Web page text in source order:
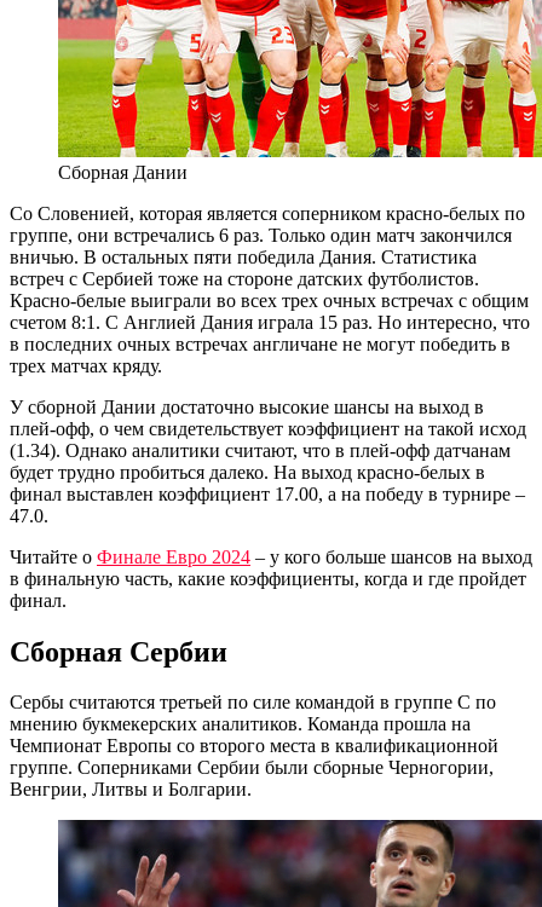
Сборная Дании
Со Словенией, которая является соперником красно-белых по
группе, они встречались 6 раз. Только один матч закончился
вничью. В остальных пяти победила Дания. Статистика
встреч с Сербией тоже на стороне датских футболистов.
Красно-белые выиграли во всех трех очных встречах с общим
счетом 8:1. С Англией Дания играла 15 раз. Но интересно, что
в последних очных встречах англичане не могут победить в
трех матчах кряду.
У сборной Дании достаточно высокие шансы на выход в
плей-офф, о чем свидетельствует коэффициент на такой исход
(1.34). Однако аналитики считают, что в плей-офф датчанам
будет трудно пробиться далеко. На выход красно-белых в
финал выставлен коэффициент 17.00, а на победу в турнире –
47.0.
Читайте о Финале Евро 2024 – у кого больше шансов на выход
в финальную часть, какие коэффициенты, когда и где пройдет
финал.
Сборная Сербии
Сербы считаются третьей по силе командой в группе C по
мнению букмекерских аналитиков. Команда прошла на
Чемпионат Европы со второго места в квалификационной
группе. Соперниками Сербии были сборные Черногории,
Венгрии, Литвы и Болгарии.